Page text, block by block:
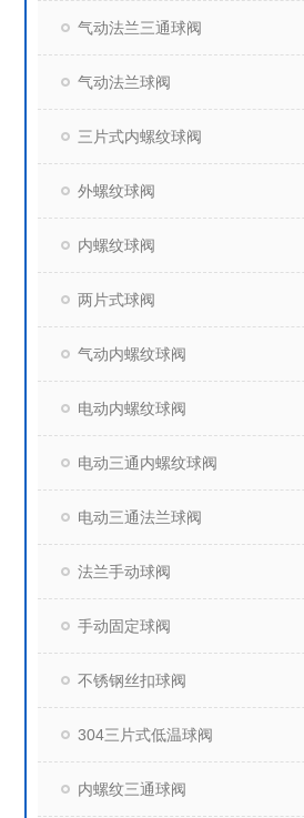
气动法兰三通球阀
气动法兰球阀
三片式内螺纹球阀
外螺纹球阀
内螺纹球阀
两片式球阀
气动内螺纹球阀
电动内螺纹球阀
电动三通内螺纹球阀
电动三通法兰球阀
法兰手动球阀
手动固定球阀
不锈钢丝扣球阀
304三片式低温球阀
内螺纹三通球阀